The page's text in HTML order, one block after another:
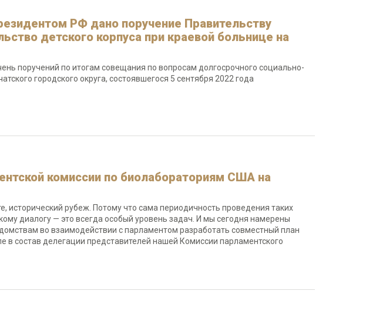
РФ дано поручение Правительству
детского корпуса при краевой больнице на
поручений по итогам совещания по вопросам долгосрочного социально-
городского округа, состоявшегося 5 сентября 2022 года
комиссии по биолабораториям США на
исторический рубеж. Потому что сама периодичность проведения таких
диалогу — это всегда особый уровень задач. И мы сегодня намерены
во взаимодействии с парламентом разработать совместный план
в состав делегации представителей нашей Комиссии парламентского